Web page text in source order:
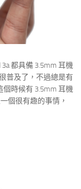
都具備 3.5mm 耳機
普及了，不過總是有
時候有 3.5mm 耳機
個很有趣的事情，